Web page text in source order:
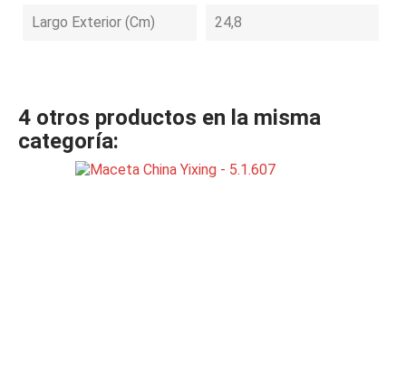
Largo Exterior (cm) 24,8
4 otros productos en la misma
categoría: